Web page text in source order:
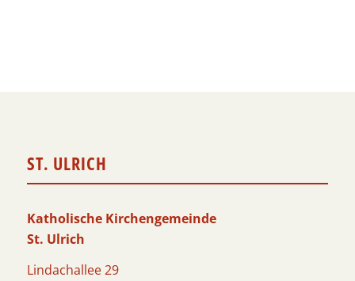
ST. ULRICH
Katholische Kirchengemeinde
St. Ulrich
Lindachallee 29